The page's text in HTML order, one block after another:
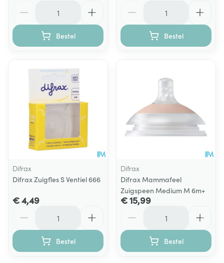
Bestel Bestel
Difrax
Difrax Zuigfles S Ventiel 666
€ 4,49
Bestel
Difrax
Difrax Mammafeel
Zuigspeen Medium M 6m+
€ 15,99
Bestel